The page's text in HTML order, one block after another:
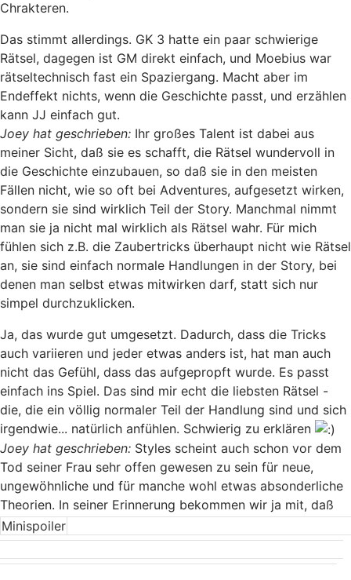
Chrakteren.
Das stimmt allerdings. GK 3 hatte ein paar schwierige
Rätsel, dagegen ist GM direkt einfach, und Moebius war
rätseltechnisch fast ein Spaziergang. Macht aber im
Endeffekt nichts, wenn die Geschichte passt, und erzählen
kann JJ einfach gut.
Joey hat geschrieben: Ihr großes Talent ist dabei aus
meiner Sicht, daß sie es schafft, die Rätsel wundervoll in
die Geschichte einzubauen, so daß sie in den meisten
Fällen nicht, wie so oft bei Adventures, aufgesetzt wirken,
sondern sie sind wirklich Teil der Story. Manchmal nimmt
man sie ja nicht mal wirklich als Rätsel wahr. Für mich
fühlen sich z.B. die Zaubertricks überhaupt nicht wie Rätsel
an, sie sind einfach normale Handlungen in der Story, bei
denen man selbst etwas mitwirken darf, statt sich nur
simpel durchzuklicken.
Ja, das wurde gut umgesetzt. Dadurch, dass die Tricks
auch variieren und jeder etwas anders ist, hat man auch
nicht das Gefühl, dass das aufgepropft wurde. Es passt
einfach ins Spiel. Das sind mir echt die liebsten Rätsel -
die, die ein völlig normaler Teil der Handlung sind und sich
irgendwie... natürlich anfühlen. Schwierig zu erklären
Joey hat geschrieben: Styles scheint auch schon vor dem
Tod seiner Frau sehr offen gewesen zu sein für neue,
ungewöhnliche und für manche wohl etwas absonderliche
Theorien. In seiner Erinnerung bekommen wir ja mit, daß
Minispoiler